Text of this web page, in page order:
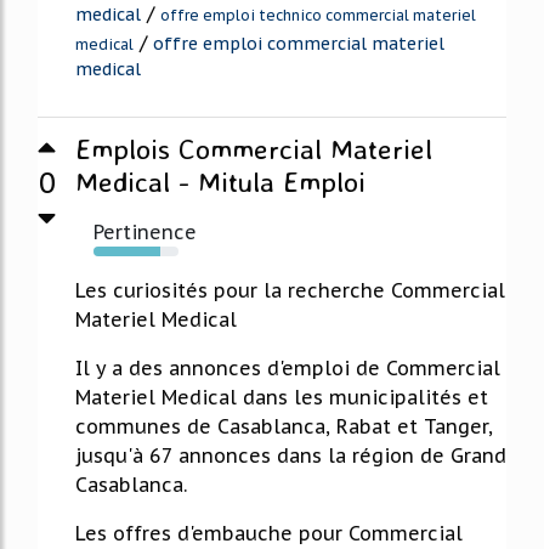
medical / offre emploi technico commercial materiel
medical / offre emploi commercial materiel
medical
0
Emplois Commercial Materiel
Medical - Mitula Emploi
Pertinence
78%
Les curiosités pour la recherche Commercial
Materiel Medical
Il y a des annonces d'emploi de Commercial
Materiel Medical dans les municipalités et
communes de Casablanca, Rabat et Tanger,
jusqu'à 67 annonces dans la région de Grand
Casablanca.
Les offres d'embauche pour Commercial